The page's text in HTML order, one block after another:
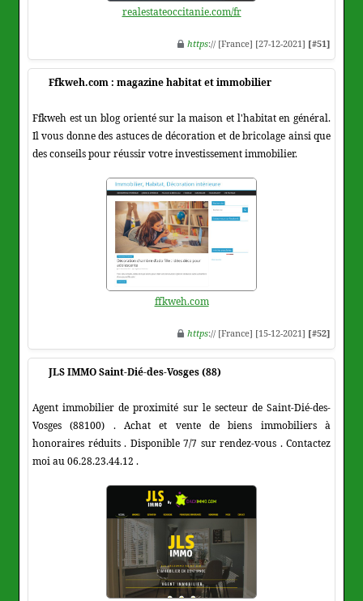
realestateoccitanie.com/fr
https:// [France] [27-12-2021] [#51]
Ffkweh.com : magazine habitat et immobilier
Ffkweh est un blog orienté sur la maison et l'habitat en général.
Il vous donne des astuces de décoration et de bricolage ainsi que
des conseils pour réussir votre investissement immobilier.
ffkweh.com
https:// [France] [15-12-2021] [#52]
JLS IMMO Saint-Dié-des-Vosges (88)
Agent immobilier de proximité sur le secteur de Saint-Dié-des-
Vosges (88100) . Achat et vente de biens immobiliers à
honoraires réduits . Disponible 7/7 sur rendez-vous . Contactez
moi au 06.28.23.44.12 .